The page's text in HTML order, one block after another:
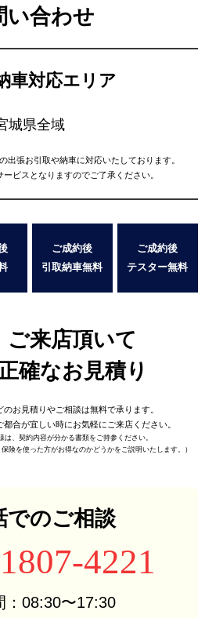
い合わせ
車対応エリア
城県全域
出張お引取や納車に対応いたしております。
ビスとなりますのでご了承ください。
ご成約後
引取納車無料
ご成約後
テスター無料
ご来店頂いて
確なお見積り
のお見積りやご相談は無料で承ります。
都合が宜しい時にお気軽にご来店ください。
は、契約内容が分かる書類をご持参ください。
保険を使った方がお得なのかどうかをご説明いたします。）
でのご相談
4221
：08:30〜17:30